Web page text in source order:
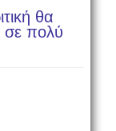
θα
σε πολύ